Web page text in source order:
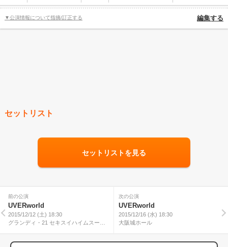
▼公演情報について指摘/訂正する 編集する
セットリスト
セットリストを見る
前の公演
UVERworld
2015/12/12 (土) 18:30
グランディ・21 セキスイハイムスーパ
次の公演
UVERworld
2015/12/16 (水) 18:30
大阪城ホール